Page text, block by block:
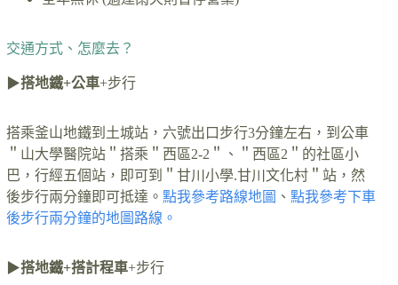
交通方式、怎麼去？
▶︎搭地鐵+公車+步行
搭乘釜山地鐵到土城站，六號出口步行3分鐘左右，到公車
＂山大學醫院站＂搭乘＂西區2-2＂、＂西區2＂的社區小
巴，行經五個站，即可到＂甘川小學.甘川文化村＂站，然
後步行兩分鐘即可抵達。 點我參考路線地圖 、 點我參考下車
後步行兩分鐘的地圖路線。
▶︎搭地鐵+搭計程車+步行